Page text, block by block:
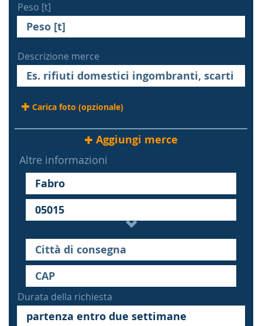
Peso [t]
Descrizione merce
Carica foto (opzionale)
Aggiungi merce
Altre informazioni
Durata della richiesta